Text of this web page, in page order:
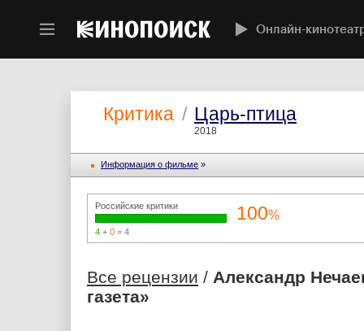
Онлайн-
Критика / Царь-птица
2018
Информация o фильме »
Российские критики 100%
4 + 0 = 4
Все рецензии / Александр
газета»